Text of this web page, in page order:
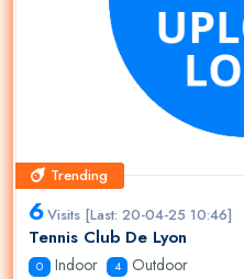
Trending
Trending
6Visits [Last: 20-04-25 10:46]
Tennis Club De Lyon
0 Indoor 4 Outdoor